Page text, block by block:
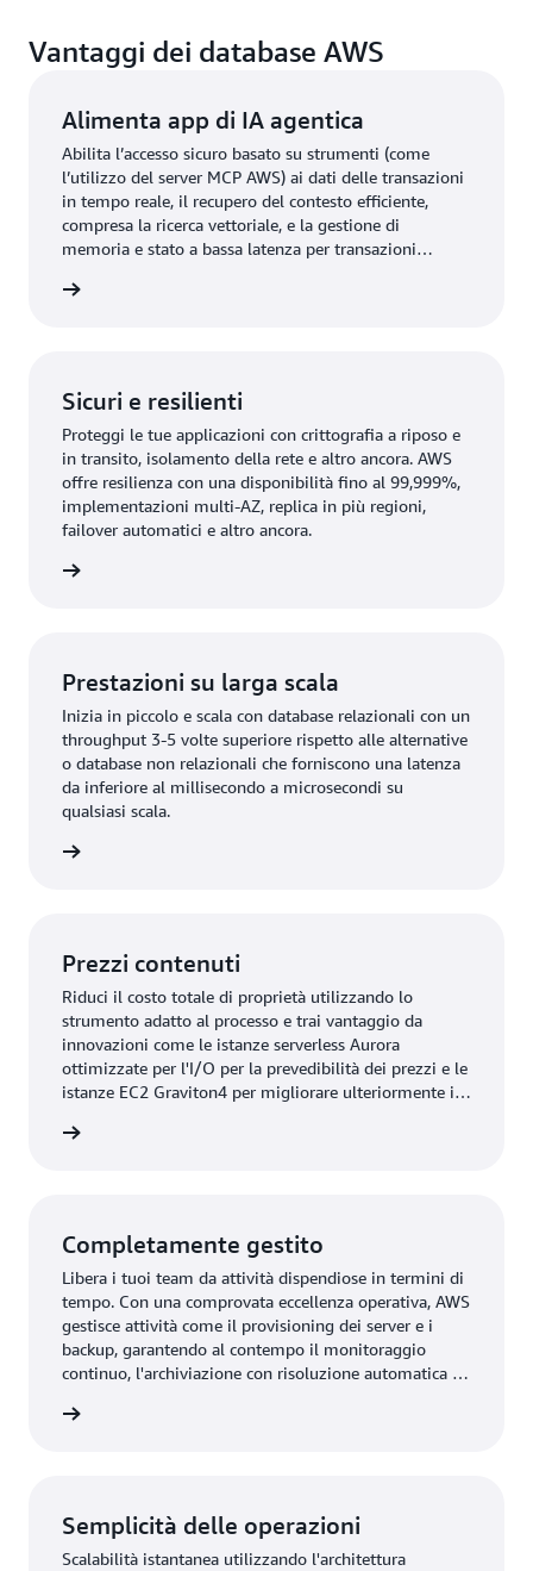
Vantaggi dei database AWS
Alimenta app di IA agentica
Abilita l’accesso sicuro basato su strumenti (come
l’utilizzo del server MCP AWS) ai dati delle transazioni
in tempo reale, il recupero del contesto efficiente,
compresa la ricerca vettoriale, e la gestione di
memoria e stato a bassa latenza per transazioni
Sicuri e resilienti
Proteggi le tue applicazioni con crittografia a riposo e
in transito, isolamento della rete e altro ancora. AWS
offre resilienza con una disponibilità fino al 99,999%,
implementazioni multi-AZ, replica in più regioni,
failover automatici e altro ancora.
Prestazioni su larga scala
Inizia in piccolo e scala con database relazionali con un
throughput 3-5 volte superiore rispetto alle alternative
o database non relazionali che forniscono una latenza
da inferiore al millisecondo a microsecondi su
qualsiasi scala.
Prezzi contenuti
Riduci il costo totale di proprietà utilizzando lo
strumento adatto al processo e trai vantaggio da
innovazioni come le istanze serverless Aurora
ottimizzate per l'I/O per la prevedibilità dei prezzi e le
istanze EC2 Graviton4 per migliorare ulteriormente il
Completamente gestito
Libera i tuoi team da attività dispendiose in termini di
tempo. Con una comprovata eccellenza operativa, AWS
gestisce attività come il provisioning dei server e i
backup, garantendo al contempo il monitoraggio
continuo, l'archiviazione con risoluzione automatica e
Semplicità delle operazioni
Scalabilità istantanea utilizzando l'architettura